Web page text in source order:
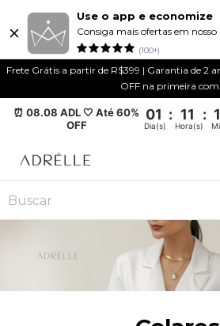
Use o app e economize
Consiga mais ofertas em nosso
(100+)
Frete Grátis a partir de R$399 | Garantia de 2
OFF na primeira
⏰ 08.08 ADL 🤍 Até 60%
OFF
01 : 11 :
Dia(s) Hora(s)